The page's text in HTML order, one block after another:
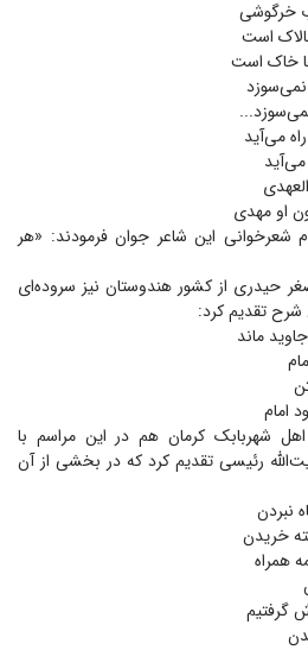
خرگوشی
است
خاک است
می‌آید
او مهدی
شعرخوانی این شاعر جوان فرمودند: «هر
حیدری از کشور هندوستان نیز سروده‌ای
شرح تقدیم کرد:
ماند
امام
شهربابک کرمان هم در این مراسم با
رئیسی تقدیم کرد که در بخشی از آن
نبردن
خریدن
همراه
گرفتیم